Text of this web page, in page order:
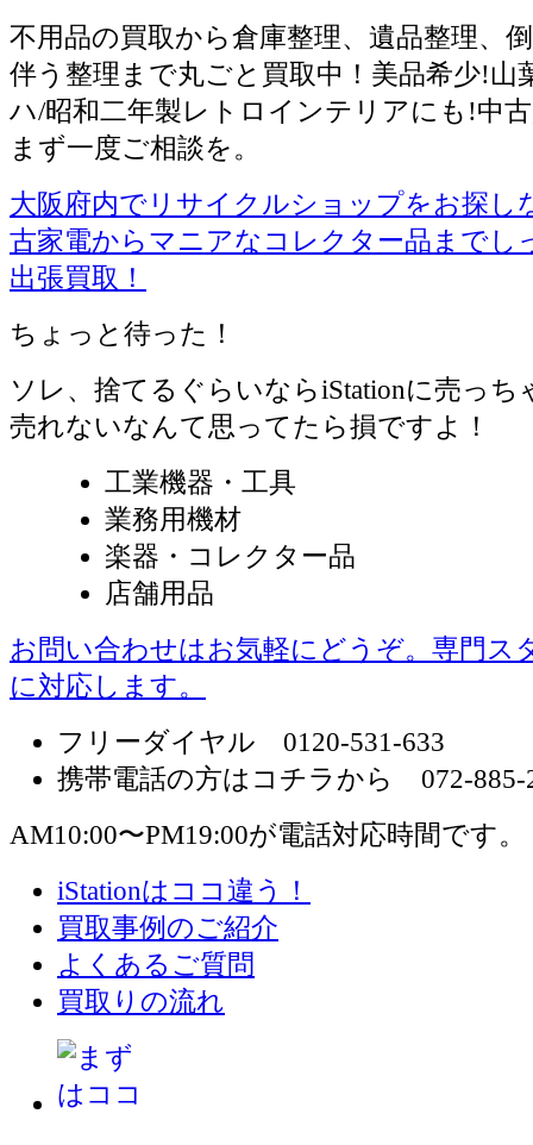
不用品の買取から倉庫整理、遺品整理、
伴う整理まで丸ごと買取中！美品希少!山
ハ/昭和二年製レトロインテリアにも!中
まず一度ご相談を。
大阪府内でリサイクルショップをお探し
古家電からマニアなコレクター品までし
出張買取！
ちょっと待った！
ソレ、捨てるぐらいならiStationに売っち
売れないなんて思ってたら損ですよ！
工業機器・工具
業務用機材
楽器・コレクター品
店舗用品
お問い合わせはお気軽にどうぞ。専門ス
に対応します。
フリーダイヤル 0120-531-633
携帯電話の方はコチラから 072-885-
AM10:00〜PM19:00が電話対応時間です。
iStationはココ違う！
買取事例のご紹介
よくあるご質問
買取りの流れ